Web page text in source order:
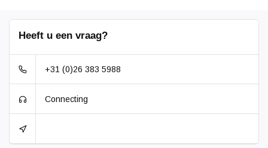
Heeft u een vraag?
+31 (0)26 383 5988
Connecting